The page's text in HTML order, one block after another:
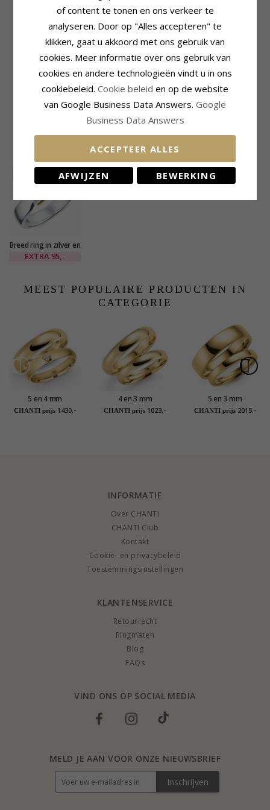
Edelmetaal: Goud-En Witgoud
Oppervlak:Mat
Aantal:1
Slijpsel:Briljantgeslepen
Diamant Kleur:Wesselton
Diamant Helderheid: VS
Ring
Breedte: 4,5 mm
Dikte:1,5 mm
Gewicht:
Levertijd: Circa 5 Weken
KLANTEN KOPEN OOK
65%
Breed ring in zilver en
8 karaat goud
EXTRA 95,-
MEEST POPULAIRE PRODUCTEN IN
CATEGORIE
5 en 4 mm
trouwringen in 9
CHANTI prijs 1430,-
4 en 3 mm
trouwringen in 9
CHANTI prijs 1023,-
5 en 3 mm
trouwringen in 14
CHANTI prijs 2015,-
INFORMATIE
Over CHANTI
CHANTI Club
Kontakt
Cookie- en privacybeleid
Toestemmingsinstellingen
KLANTENSERVICE
Retourrecht
Ringmaten
Blog
FAQs
VIND ONS OP SOCIAL MEDIA
MELD JE AAN VOOR ONZE NIEUWSBRIEF
Inschrijven
of content te tonen en ons verkeer te
analyseren. Door op "Alles accepteren" te
klikken, gaat u akkoord met ons gebruik van
cookies. Meer informatie over ons gebruik van
cookies en andere technologieën vindt u in ons
cookiebeleid. Cookie beleid en op de website
van Google Business Data Answers. Google
Business Data Answers
ACCEPTEER ALLES
AFWIJZEN BEWERKING